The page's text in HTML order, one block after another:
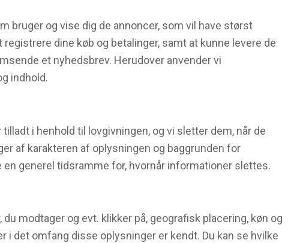
bruger og vise dig de annoncer, som vil have størst
dine køb og betalinger, samt at kunne levere de
et nyhedsbrev. Herudover anvender vi
indhold.
i henhold til lovgivningen, og vi sletter dem, når de
af karakteren af oplysningen og baggrunden for
generel tidsramme for, hvornår informationer slettes.
modtager og evt. klikker på, geografisk placering, køn og
det omfang disse oplysninger er kendt. Du kan se hvilke